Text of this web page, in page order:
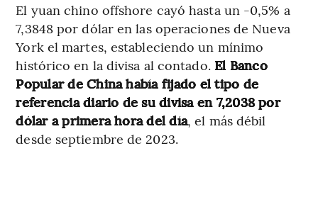
El yuan chino offshore cayó hasta un -0,5% a
7,3848 por dólar en las operaciones de Nueva
York el martes, estableciendo un mínimo
histórico en la divisa al contado.El Banco
Popular de China había fijado el tipo de
referencia diario de su divisa en 7,2038 por
dólar a primera hora del día, el más débil
desde septiembre de 2023.